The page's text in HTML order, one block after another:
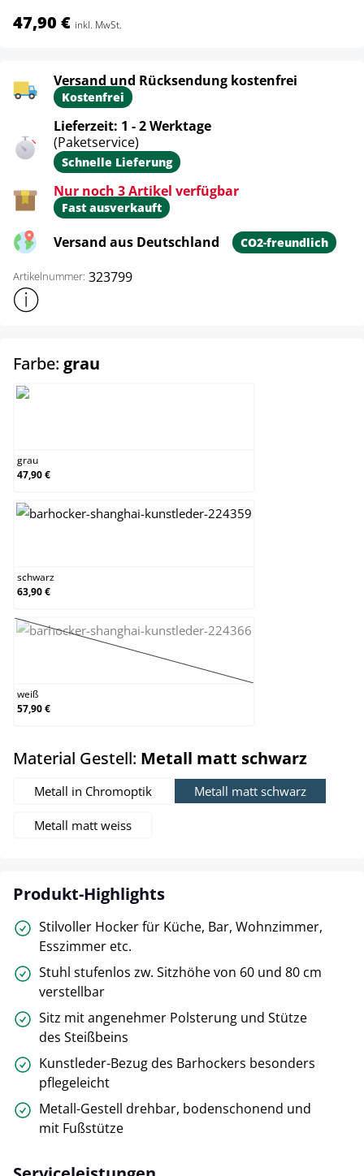
47,90 € inkl. MwSt.
Versand und Rücksendung kostenfrei
Kostenfrei
Lieferzeit: 1 - 2 Werktage
(Paketservice)
Schnelle Lieferung
Nur noch 3 Artikel verfügbar
Fast ausverkauft
Versand aus Deutschland CO2-freundlich
Artikelnummer: 323799
Weitere Produktinformationen anzeigen
Farbe: grau
grau
47,90 €
schwarz
63,90 €
weiß
(Diese Option ist zurzeit nicht verfügbar.)
weiß
57,90 €
Material Gestell: Metall matt schwarz
Metall in Chromoptik Metall matt schwarz
Metall matt weiss
Produkt-Highlights
Stilvoller Hocker für Küche, Bar, Wohnzimmer,
Esszimmer etc.
Stuhl stufenlos zw. Sitzhöhe von 60 und 80 cm
verstellbar
Sitz mit angenehmer Polsterung und Stütze
des Steißbeins
Kunstleder-Bezug des Barhockers besonders
pflegeleicht
Metall-Gestell drehbar, bodenschonend und
mit Fußstütze